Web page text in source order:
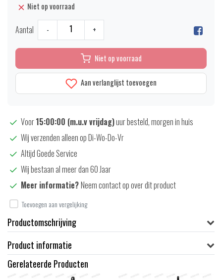
Niet op voorraad
Aantal - +
Niet op voorraad
Aan verlanglijst toevoegen
Voor15:00:00 (m.u.v vrijdag)uur besteld, morgen in huis
Wij verzenden alleen op Di-Wo-Do-Vr
Altijd Goede Service
Wij bestaan al meer dan 60 Jaar
Meer informatie?Neem contact op over dit product
Toevoegen aan vergelijking
Productomschrijving
Product informatie
Gerelateerde Producten